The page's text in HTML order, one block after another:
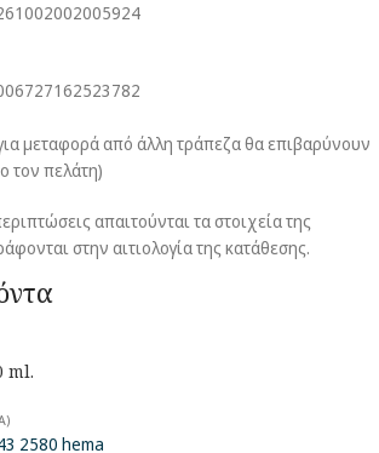
μεταφορά από άλλη τράπεζα θα επιβαρύνουν
τον πελάτη)
απαιτούνται τα στοιχεία της
στην αιτιολογία της κατάθεσης.
ml.